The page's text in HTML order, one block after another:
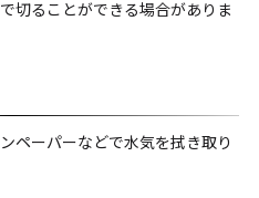
切ることができる場合がありま
ペーパーなどで水気を拭き取り